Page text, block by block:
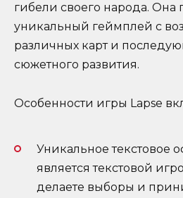
гибели своего народа. Она
уникальный геймплей с
различных карт и
сюжетного развития.
Особенности игры Lapse
Уникальное текстовое
является текстовой
делаете выборы и